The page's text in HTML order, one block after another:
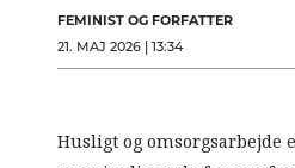
FEMINIST OG FORFATTER
21. MAJ 2026 | 13:34
Husligt og omsorgsarbejde